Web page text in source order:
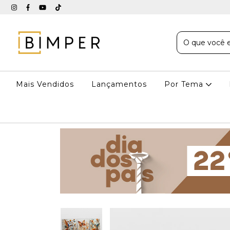
Mais Vendidos Lançamentos Por Tema